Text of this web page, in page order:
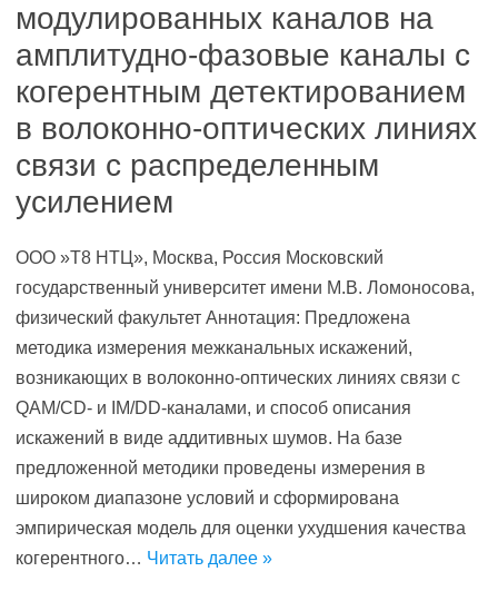
модулированных каналов на
амплитудно-фазовые каналы с
когерентным детектированием
в волоконно-оптических линиях
связи с распределенным
усилением
ООО »Т8 НТЦ», Москва, Россия Московский
государственный университет имени М.В. Ломоносова,
физический факультет Аннотация: Предложена
методика измерения межканальных искажений,
возникающих в волоконно-оптических линиях связи с
QAM/CD- и IM/DD-каналами, и способ описания
искажений в виде аддитивных шумов. На базе
предложенной методики проведены измерения в
широком диапазоне условий и сформирована
эмпирическая модель для оценки ухудшения качества
когерентного… Читать далее »